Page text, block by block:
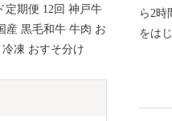
定期便 12回 神戸牛
産 黒毛和牛 牛肉 お
凍 おすそ分け
ら2時
をは
ンキ